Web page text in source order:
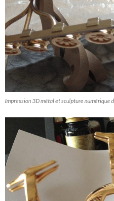
Impression 3D métal et sculpture numérique